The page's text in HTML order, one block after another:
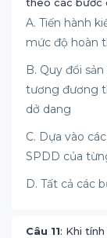
A. Tiến hành
mức độ hoàn
B. Quy đổi
tương đương
dở dang
C. Dựa vào
SPDD của
D. Tất cả các
Câu 11: Khi